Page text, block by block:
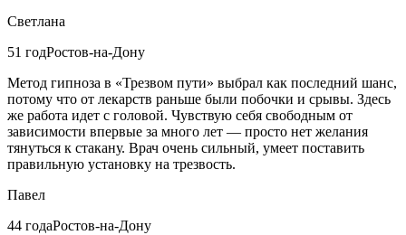
Светлана
51 годРостов-на-Дону
Метод гипноза в «Трезвом пути» выбрал как последний шанс,
потому что от лекарств раньше были побочки и срывы. Здесь
же работа идет с головой. Чувствую себя свободным от
зависимости впервые за много лет — просто нет желания
тянуться к стакану. Врач очень сильный, умеет поставить
правильную установку на трезвость.
Павел
44 годаРостов-на-Дону